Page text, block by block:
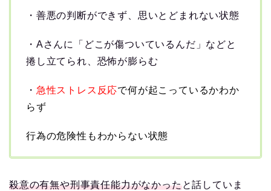
・善悪の判断ができず、思いとどまれない状態
・Aさんに「どこが傷ついているんだ」などと
捲し立てられ、恐怖が膨らむ
・ 急性ストレス反応で何が起こっているかわか
らず
行為の危険性もわからない状態
殺意の有無や刑事責任能力がなかったと話していま